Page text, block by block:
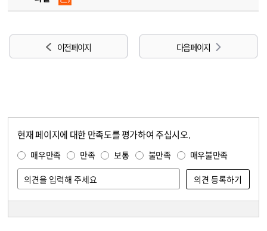
이전 페이지 다음 페이지
현재 페이지에 대한 만족도를 평가하여 주십시오.
매우만족 만족 보통 불만족 매우불만족